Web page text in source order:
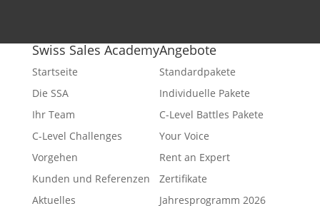
Swiss Sales Academy
Startseite
Die SSA
Ihr Team
C-Level Challenges
Vorgehen
Kunden und Referenzen
Aktuelles
Angebote
Standardpakete
Individuelle Pakete
C-Level Battles Pakete
Your Voice
Rent an Expert
Zertifikate
Jahresprogramm 2026